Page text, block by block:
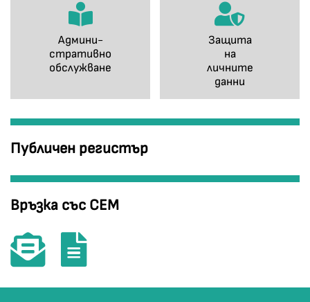
Админи-
стративно
обслужване
Защита
на
личните
данни
Публичен регистър
Връзка със СЕМ